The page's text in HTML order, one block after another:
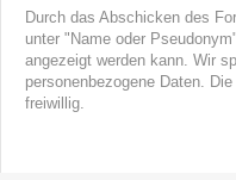
Durch das Abschicken des
unter "Name oder
angezeigt werden kann. Wir
personenbezogene Daten.
freiwillig.